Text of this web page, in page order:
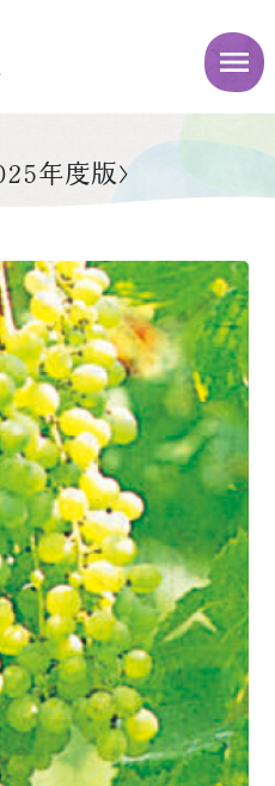
年度版>